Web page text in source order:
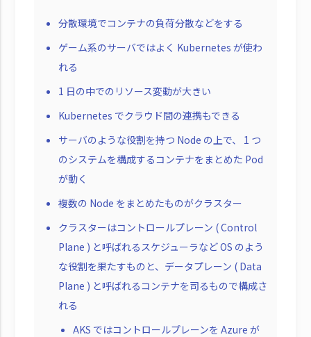
分散環境でコンテナの負荷分散などをする
ゲーム系のサーバではよく Kubernetes が使わ
れる
1 日の中でのリソース変動が大きい
Kubernetes でクラウド間の連携もできる
サーバのような役割を持つ Node の上で、 1 つ
のシステムを構成するコンテナをまとめた Pod
が動く
複数の Node をまとめたものがクラスター
クラスターはコントロールプレーン ( Control
Plane ) と呼ばれるスケジューラなど OS のよう
な役割を果たすものと、データプレーン ( Data
Plane ) と呼ばれるコンテナを司るもので構成さ
れる
AKS ではコントロールプレーンを Azure が